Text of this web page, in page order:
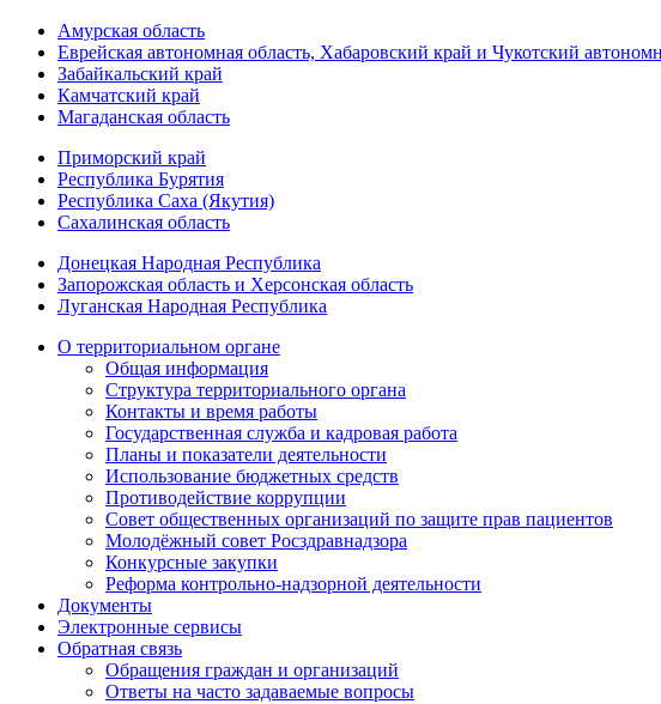
Амурская область
Еврейская автономная область, Хабаровский край и Чукотский
Забайкальский край
Камчатский край
Магаданская область
Приморский край
Республика Бурятия
Республика Саха (Якутия)
Сахалинская область
Донецкая Народная Республика
Запорожская область и Херсонская область
Луганская Народная Республика
О территориальном органе
Общая информация
Структура территориального органа
Контакты и время работы
Государственная служба и кадровая работа
Планы и показатели деятельности
Использование бюджетных средств
Противодействие коррупции
Совет общественных организаций по защите прав пациентов
Молодёжный совет Росздравнадзора
Конкурсные закупки
Реформа контрольно-надзорной деятельности
Документы
Электронные сервисы
Обратная связь
Обращения граждан и организаций
Ответы на часто задаваемые вопросы